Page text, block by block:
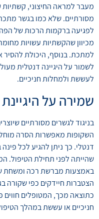
מעבר למראה החיצוני,
מסורתיים. שלא כמו בגשר
לפגיעה ברקמות הרכות של הפה
מכיוון שהקשתיות עשויות
למתכת. בנוסף, היכולת
לשמור על היגיינה דנטלית
לעששת ולמחלות חניכיים.
שמירה על
בניגוד לגשרים מסורתיים
השקופות מאפשרות הסרה
דנטלי. כך ניתן להגיע לכל
שהייתה לפני תחילת הטיפול.
באמצעות מברשת רכה ומשחת
הצטברות חיידקים כפי שקורה
כתוצאה מכך, המטופלים
חניכיים או עששת במהלך